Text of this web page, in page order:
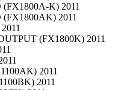
(FX1800A-K) 2011
(FX1800AK) 2011
(FX1800K) 2011
2011
2011